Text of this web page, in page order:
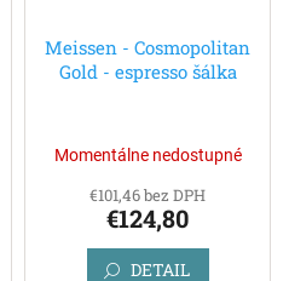
Meissen - Cosmopolitan
Gold - espresso šálka
Momentálne nedostupné
€101,46 bez DPH
€124,80
DETAIL